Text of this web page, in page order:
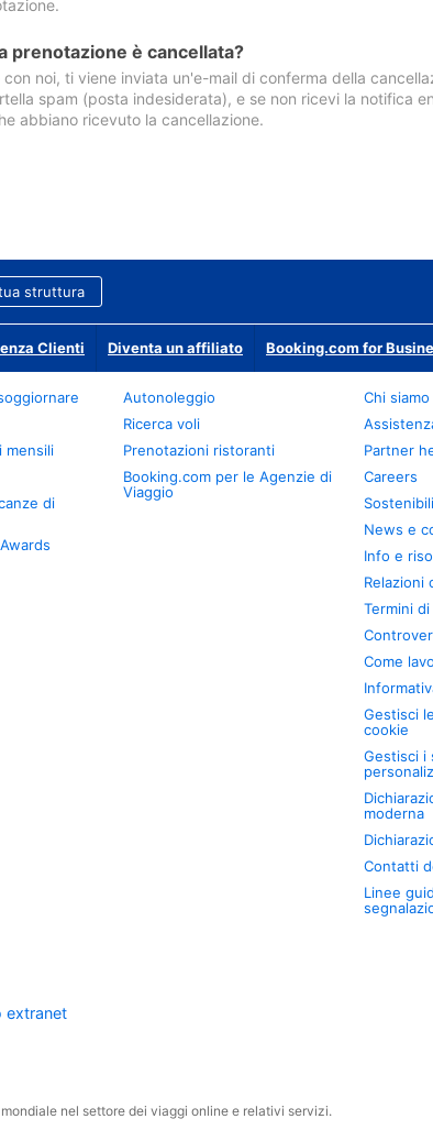
prenotazione è cancellata?
noi, ti viene inviata un'e-mail di conferma della
spam (posta indesiderata), e se non ricevi la notifica
abbiano ricevuto la cancellazione.
struttura
Clienti Diventa un affiliato Booking.com for
mensili
di
Autonoleggio
Ricerca voli
Prenotazioni ristoranti
Booking.com per le Agenzie di
Viaggio
Chi siamo
Partner
Careers
News e
Info e
Relazioni
Termini
Come
Gestisci
cookie
Gestisci i
moderna
Contatti
Linee
extranet
nel settore dei viaggi online e relativi servizi.